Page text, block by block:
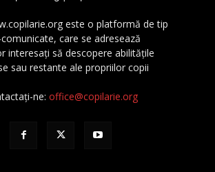
este o platformă de tip
care se adresează
interesaţi să descopere abilităţile
sau restante ale propriilor copii
ne: office@copilarie.org